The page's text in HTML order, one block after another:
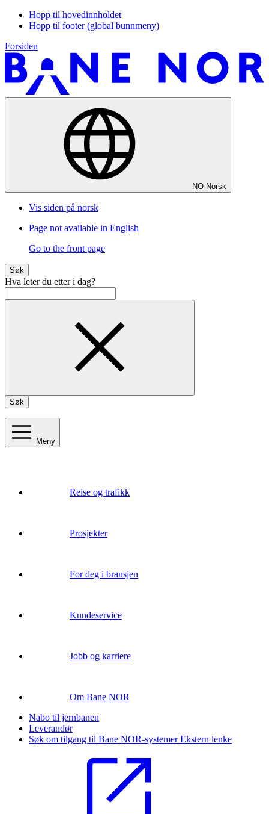
Hopp til hovedinnholdet
Hopp til footer (global bunnmeny)
Forsiden
NO Norsk
Vis siden på norsk
Page not available in English
Go to the front page
Søk
Hva leter du etter i dag?
Søk
Meny
Reise og trafikk
Prosjekter
For deg i bransjen
Kundeservice
Jobb og karriere
Om Bane NOR
Nabo til jernbanen
Leverandør
Søk om tilgang til Bane NOR-systemerEkstern lenke